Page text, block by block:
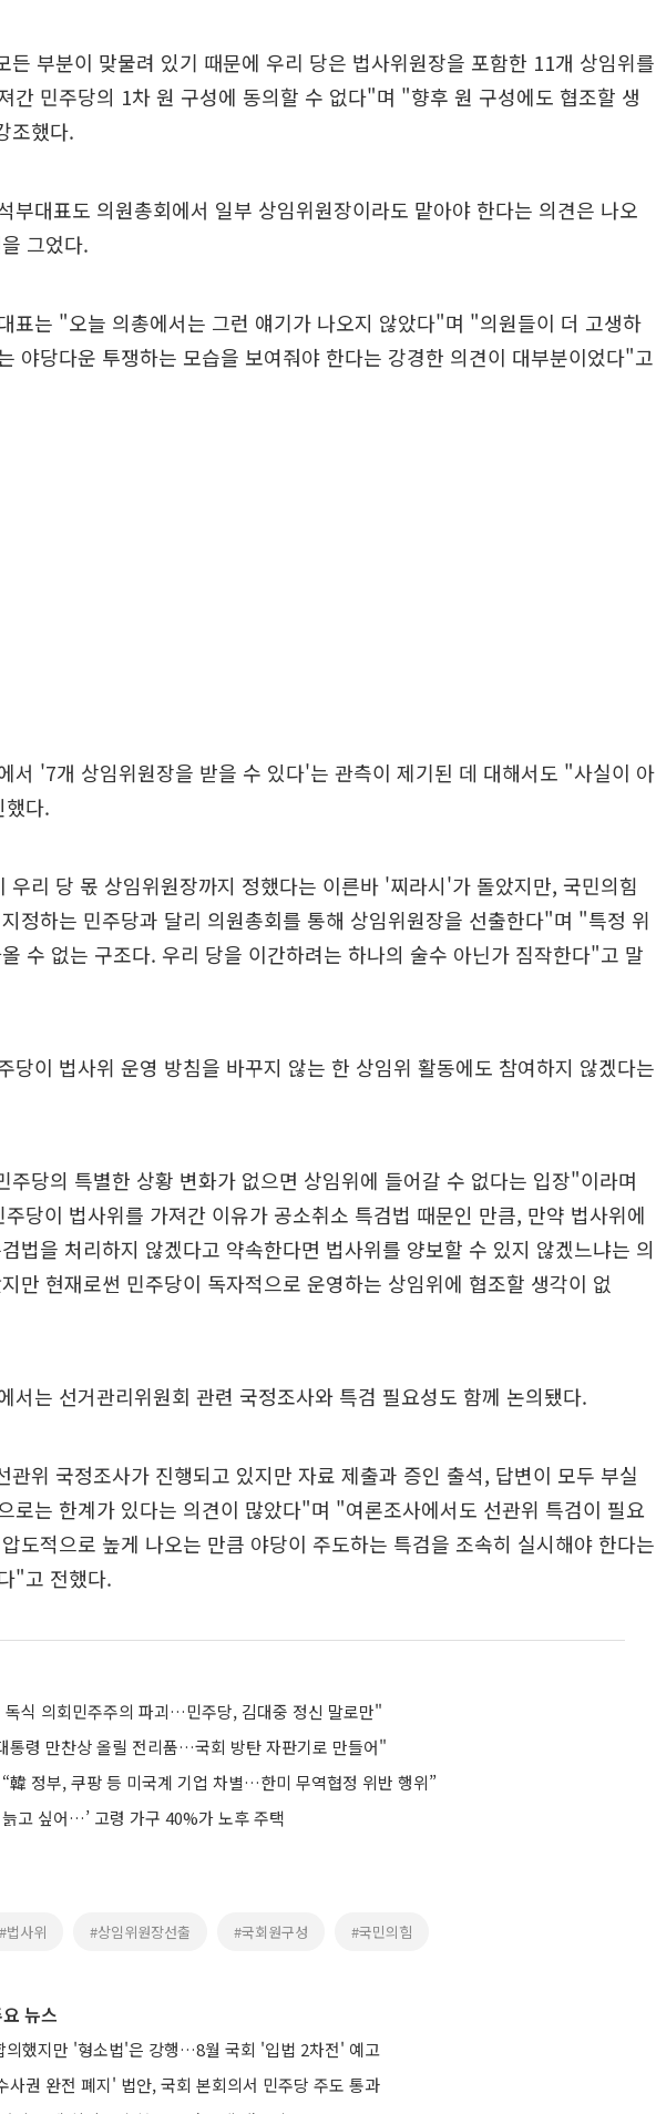
든 부분이 맞물려 있기 때문에 우리 당은 법사위원장을 포함한 11개 상임위를
간 민주당의 1차 원 구성에 동의할 수 없다"며 "향후 원 구성에도 협조할 생
조했다.
부대표도 의원총회에서 일부 상임위원장이라도 맡아야 한다는 의견은 나오
그었다.
표는 "오늘 의총에서는 그런 얘기가 나오지 않았다"며 "의원들이 더 고생하
야당다운 투쟁하는 모습을 보여줘야 한다는 강경한 의견이 대부분이었다"고
서 '7개 상임위원장을 받을 수 있다'는 관측이 제기된 데 대해서도 "사실이 아
다.
우리 당 몫 상임위원장까지 정했다는 이른바 '찌라시'가 돌았지만, 국민의힘
정하는 민주당과 달리 의원총회를 통해 상임위원장을 선출한다"며 "특정 위
수 없는 구조다. 우리 당을 이간하려는 하나의 술수 아닌가 짐작한다"고 말
당이 법사위 운영 방침을 바꾸지 않는 한 상임위 활동에도 참여하지 않겠다는
주당의 특별한 상황 변화가 없으면 상임위에 들어갈 수 없다는 입장"이라며
당이 법사위를 가져간 이유가 공소취소 특검법 때문인 만큼, 만약 법사위에
법을 처리하지 않겠다고 약속한다면 법사위를 양보할 수 있지 않겠느냐는 의
만 현재로썬 민주당이 독자적으로 운영하는 상임위에 협조할 생각이 없
서는 선거관리위원회 관련 국정조사와 특검 필요성도 함께 논의됐다.
관위 국정조사가 진행되고 있지만 자료 제출과 증인 출석, 답변이 모두 부실
로는 한계가 있다는 의견이 많았다"며 "여론조사에서도 선관위 특검이 필요
도적으로 높게 나오는 만큼 야당이 주도하는 특검을 조속히 실시해야 한다는
"고 전했다.
독식 의회민주주의 파괴…민주당, 김대중 정신 말로만"
통령 만찬상 올릴 전리품…국회 방탄 자판기로 만들어"
韓 정부, 쿠팡 등 미국계 기업 차별…한미 무역협정 위반 행위”
늙고 싶어…’ 고령 가구 40%가 노후 주택
#법사위 #상임위원장선출 #국회원구성 #국민의힘
뉴스
의했지만 '형소법'은 강행…8월 국회 '입법 2차전' 예고
사권 완전 폐지' 법안, 국회 본회의서 민주당 주도 통과